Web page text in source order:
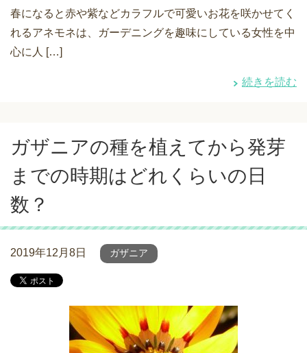
春になると赤や紫などカラフルで可愛いお花を咲かせてく
れるアネモネは、ガーデニングを趣味にしている女性を中
心に人 […]
続きを読む
ガザニアの種を植えてから発芽
までの時期はどれくらいの日
数？
2019年12月8日 ガザニア